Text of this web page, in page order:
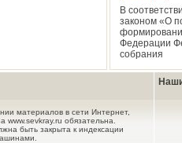
В
законом «О
Федерации
собрания
материалов в сети Интернет,
www.sevkray.ru обязательна.
быть закрыта к индексации